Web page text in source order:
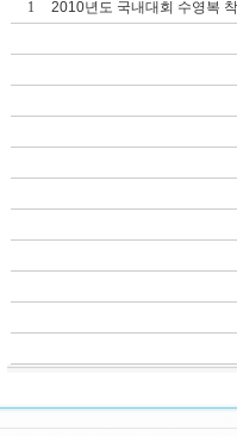
1
2010년도 국내대회 수영복